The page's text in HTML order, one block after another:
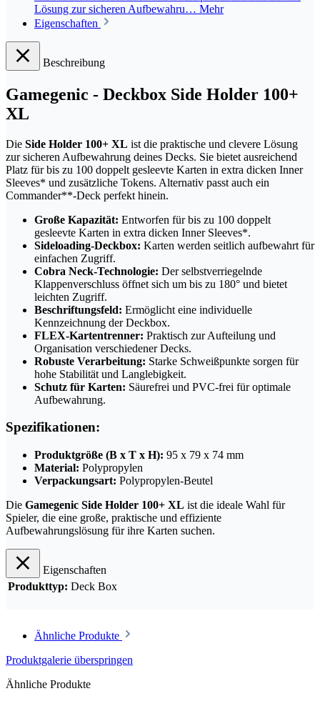
Lösung zur sicheren Aufbewahru… Mehr
Eigenschaften
Beschreibung
Gamegenic - Deckbox Side Holder 100+
XL
Die Side Holder 100+ XL ist die praktische und clevere Lösung
zur sicheren Aufbewahrung deines Decks. Sie bietet ausreichend
Platz für bis zu 100 doppelt gesleevte Karten in extra dicken Inner
Sleeves* und zusätzliche Tokens. Alternativ passt auch ein
Commander**-Deck perfekt hinein.
Große Kapazität: Entworfen für bis zu 100 doppelt
gesleevte Karten in extra dicken Inner Sleeves*.
Sideloading-Deckbox: Karten werden seitlich aufbewahrt für
einfachen Zugriff.
Cobra Neck-Technologie: Der selbstverriegelnde
Klappenverschluss öffnet sich um bis zu 180° und bietet
leichten Zugriff.
Beschriftungsfeld: Ermöglicht eine individuelle
Kennzeichnung der Deckbox.
FLEX-Kartentrenner: Praktisch zur Aufteilung und
Organisation verschiedener Decks.
Robuste Verarbeitung: Starke Schweißpunkte sorgen für
hohe Stabilität und Langlebigkeit.
Schutz für Karten: Säurefrei und PVC-frei für optimale
Aufbewahrung.
Spezifikationen:
Produktgröße (B x T x H): 95 x 79 x 74 mm
Material: Polypropylen
Verpackungsart: Polypropylen-Beutel
Die Gamegenic Side Holder 100+ XL ist die ideale Wahl für
Spieler, die eine große, praktische und effiziente
Aufbewahrungslösung für ihre Karten suchen.
Eigenschaften
Produkttyp: Deck Box
Ähnliche Produkte
Produktgalerie überspringen
Ähnliche Produkte